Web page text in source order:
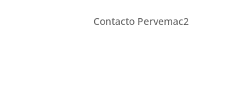
Contacto Pervemac2